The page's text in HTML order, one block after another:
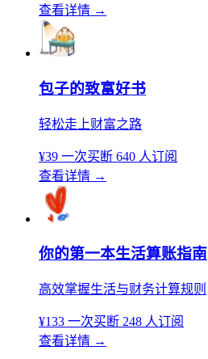
查看详情 →
包子的致富好书
轻松走上财富之路
¥39 一次买断 640 人订阅
查看详情 →
你的第一本生活算账指南
高效掌握生活与财务计算规则
¥133 一次买断 248 人订阅
查看详情 →